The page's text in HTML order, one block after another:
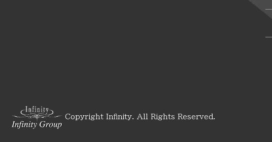
Copyright Infinity. All Rights Reserved.